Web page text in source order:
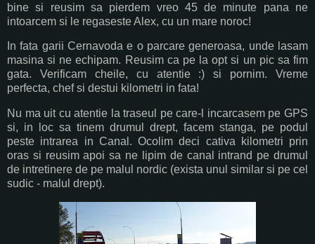
bine si reusim sa pierdem vreo 45 de minute pana ne
intoarcem si le regaseste Alex, cu un mare noroc!
In fata garii Cernavoda e o parcare generoasa, unde lasam
masina si ne echipam. Reusim ca pe la opt si un pic sa fim
gata. Verificam cheile, cu atentie :) si pornim. Vreme
perfecta, chef si destui kilometri in fata!
Nu ma uit cu atentie la traseul pe care-l incarcasem pe GPS
si, in loc sa tinem drumul drept, facem stanga, pe podul
peste intrarea in Canal. Ocolim deci cativa kilometri prin
oras si reusim apoi sa ne lipim de canal intrand pe drumul
de intretinere de pe malul nordic (exista unul similar si pe cel
sudic - malul drept).